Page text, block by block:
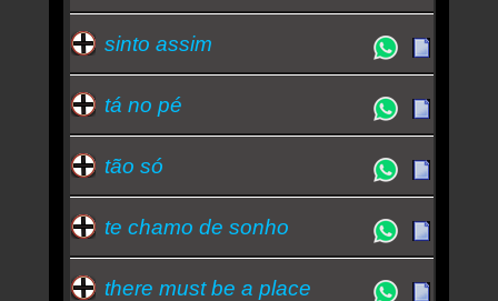
sinto assim
tá no pé
tão só
te chamo de sonho
there must be a place